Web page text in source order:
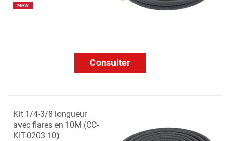
NEW
Consulter
Kit 1/4-3/8 longueur
avec flares en 10M (CC-
KIT-0203-10)